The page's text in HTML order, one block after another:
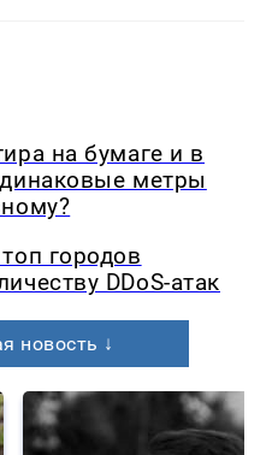
на бумаге и в
метры
городов
DDoS-атак
новость ↓